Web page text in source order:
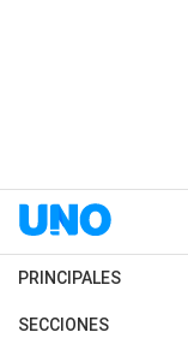
PRINCIPALES
Últimas Noticias
SECCIONES